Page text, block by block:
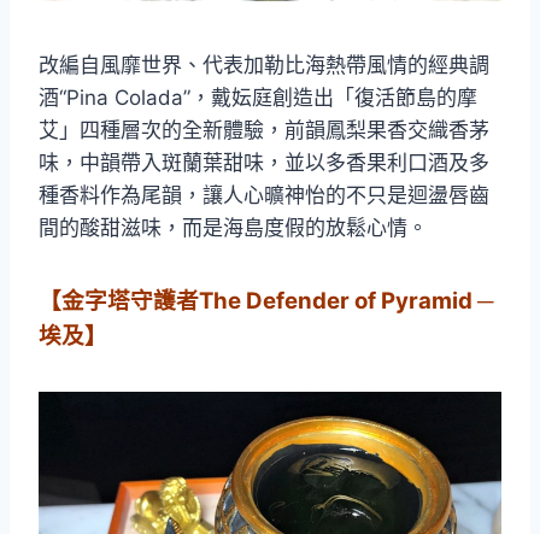
改編自風靡世界、代表加勒比海熱帶風情的經典調
酒“Pina Colada”，戴妘庭創造出「復活節島的摩
艾」四種層次的全新體驗，前韻鳳梨果香交織香茅
味，中韻帶入斑蘭葉甜味，並以多香果利口酒及多
種香料作為尾韻，讓人心曠神怡的不只是迴盪唇齒
間的酸甜滋味，而是海島度假的放鬆心情。
【金字塔守護者The Defender of Pyramid ─
埃及】